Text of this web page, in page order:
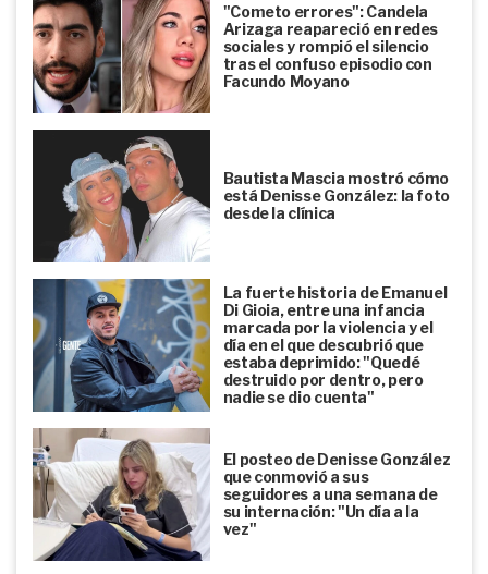
"Cometo errores": Candela
Arizaga reapareció en redes
sociales y rompió el silencio
tras el confuso episodio con
Facundo Moyano
Bautista Mascia mostró cómo
está Denisse González: la foto
desde la clínica
La fuerte historia de Emanuel
Di Gioia, entre una infancia
marcada por la violencia y el
día en el que descubrió que
estaba deprimido: "Quedé
destruido por dentro, pero
nadie se dio cuenta"
El posteo de Denisse González
que conmovió a sus
seguidores a una semana de
su internación: "Un día a la
vez"